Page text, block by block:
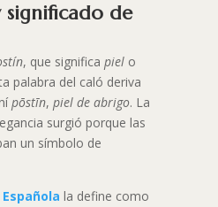
de
, que significa pielo
palabra del caló deriva
pōstīn, piel de abrigo. La
surgió porque las
un símbolo de
la define como